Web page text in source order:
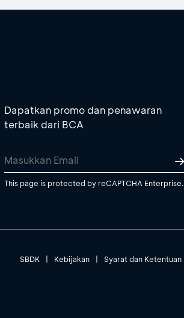
Dapatkan promo dan penawaran
terbaik dari BCA
This page is protected by reCAPTCHA Enterprise.
SBDK | Kebijakan | Syarat dan Ketentuan